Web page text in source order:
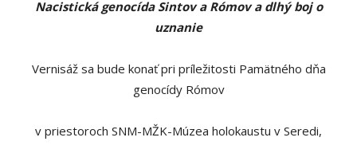
Nacistická genocída Sintov a Rómov a dlhý boj o
uznanie
Vernisáž sa bude konať pri príležitosti Pamätného dňa
genocídy Rómov
v priestoroch SNM-MŽK-Múzea holokaustu v Seredi,